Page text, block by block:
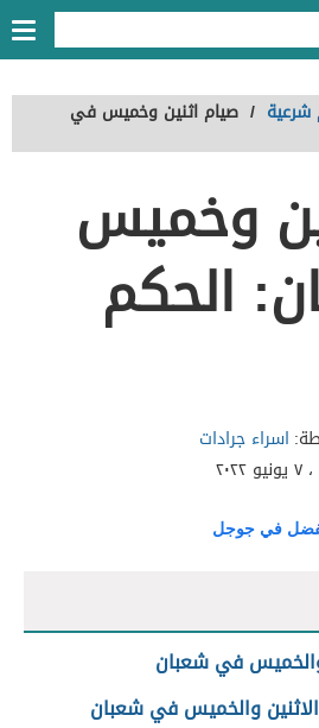
شرعية / صيام اثنين وخميس في
وخميس
الحكم
اسراء جرادات
في جوجل
والخميس في شعبان
والخميس في شعبان